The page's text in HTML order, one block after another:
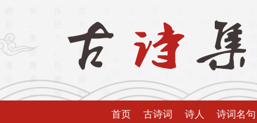
首页 古诗词 诗人 诗词名句